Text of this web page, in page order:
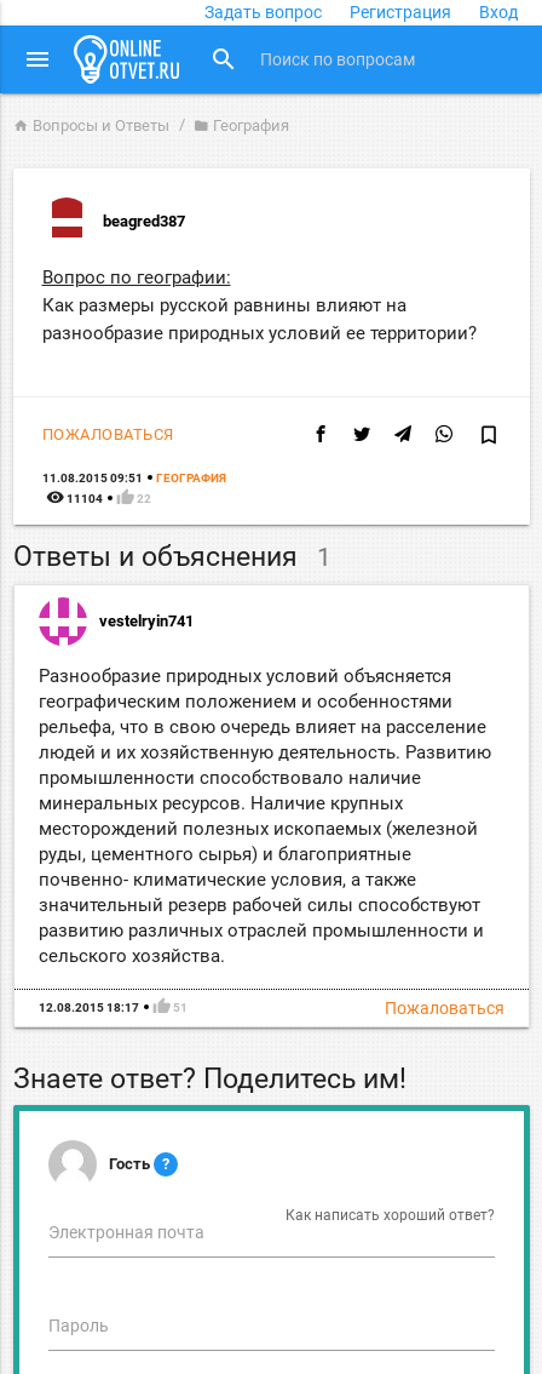
Задать вопрос Регистрация Вход
menu search
home Вопросы и Ответы folder География
beagred387
Вопрос по географии:
Как размеры русской равнины влияют на
разнообразие природных условий ее территории?
ПОЖАЛОВАТЬСЯ bookmark_border
11.08.2015 09:51 ГЕОГРАФИЯ
remove_red_eye 11104 thumb_up 22
Ответы и объяснения 1
vestelryin741
Разнообразие природных условий объясняется
географическим положением и особенностями
рельефа, что в свою очередь влияет на расселение
людей и их хозяйственную деятельность. Развитию
промышленности способствовало наличие
минеральных ресурсов. Наличие крупных
месторождений полезных ископаемых (железной
руды, цементного сырья) и благоприятные
почвенно- климатические условия, а также
значительный резерв рабочей силы способствуют
развитию различных отраслей промышленности и
сельского хозяйства.
Пожаловаться
12.08.2015 18:17 thumb_up 51
Знаете ответ? Поделитесь им!
Гость ?
Как написать хороший ответ?
Электронная почта
Пароль